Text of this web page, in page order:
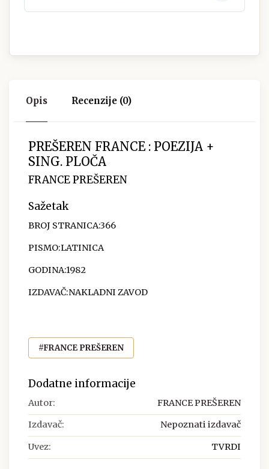
Opis Recenzije (0)
PREŠEREN FRANCE : POEZIJA +
SING. PLOČA
FRANCE PREŠEREN
Sažetak
BROJ STRANICA:366
PISMO:LATINICA
GODINA:1982
IZDAVAČ:NAKLADNI ZAVOD
#FRANCE PREŠEREN
Dodatne informacije
Autor: FRANCE PREŠEREN
Izdavač: Nepoznati izdavač
Uvez: TVRDI